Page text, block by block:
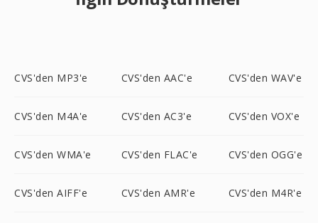
CVS'den MP3'e CVS'den AAC'e CVS'den WAV'e
CVS'den M4A'e CVS'den AC3'e CVS'den VOX'e
CVS'den WMA'e CVS'den FLAC'e CVS'den OGG'e
CVS'den AIFF'e CVS'den AMR'e CVS'den M4R'e